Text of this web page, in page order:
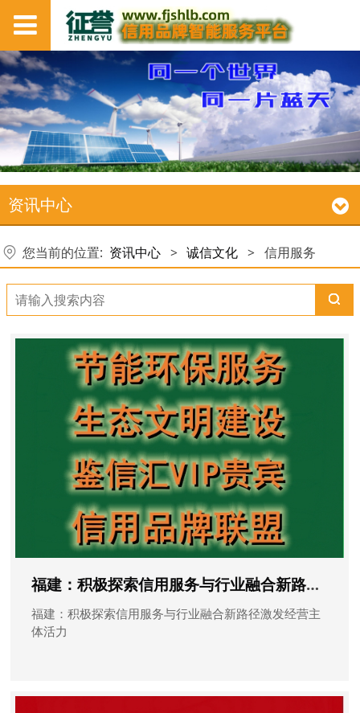
资讯中心
您当前的位置: 资讯中心 > 诚信文化 > 信用服务
福建：积极探索信用服务与行业融合新路径激发经营主体活力
福建：积极探索信用服务与行业融合新路径激发经营主
体活力